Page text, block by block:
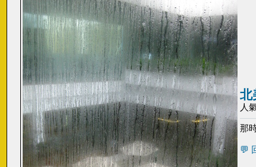
北
人
那
💬